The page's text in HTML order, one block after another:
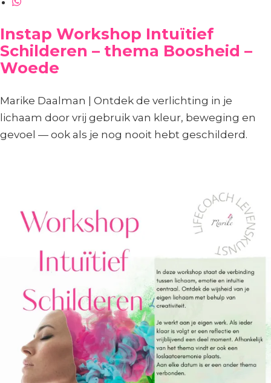
Instap Workshop Intuïtief
Schilderen – thema Boosheid –
Woede
Marike Daalman | Ontdek de verlichting in je
lichaam door vrij gebruik van kleur, beweging en
gevoel — ook als je nog nooit hebt geschilderd.